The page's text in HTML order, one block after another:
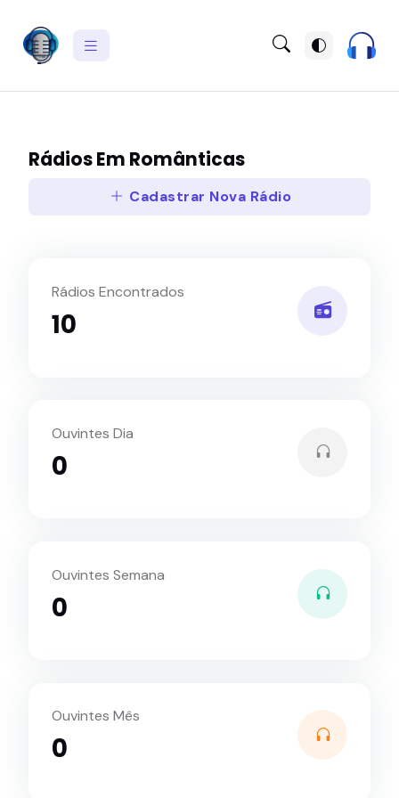
Rádios Em Românticas
Cadastrar Nova Rádio
Rádios Encontrados
10
Ouvintes Dia
0
Ouvintes Semana
0
Ouvintes Mês
0